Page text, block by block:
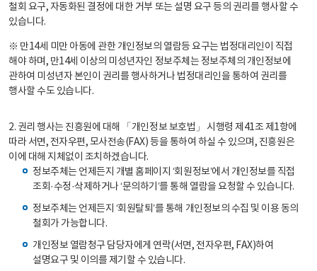
철회 요구, 자동화된 결정에 대한 거부 또는 설명 요구 등의 권리를 행사할 수
있습니다.
※ 만14세 미만 아동에 관한 개인정보의 열람등 요구는 법정대리인이 직접
해야 하며, 만14세 이상의 미성년자인 정보주체는 정보주체의 개인정보에
관하여 미성년자 본인이 권리를 행사하거나 법정대리인을 통하여 권리를
행사할 수도 있습니다.
2. 권리 행사는 진흥원에 대해 「개인정보 보호법」 시행령 제41조 제1항에
따라 서면, 전자우편, 모사전송(FAX) 등을 통하여 하실 수 있으며, 진흥원은
이에 대해 지체없이 조치하겠습니다.
정보주체는 언제든지 개별 홈페이지 ‘회원정보’에서 개인정보를 직접
조회·수정·삭제하거나 ‘문의하기’를 통해 열람을 요청할 수 있습니다.
정보주체는 언제든지 ‘회원탈퇴’를 통해 개인정보의 수집 및 이용 동의
철회가 가능합니다.
개인정보 열람청구 담당자에게 연락(서면, 전자우편, FAX)하여
설명요구 및 이의를 제기할 수 있습니다.